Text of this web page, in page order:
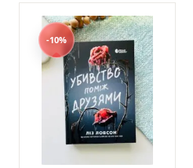
-10%